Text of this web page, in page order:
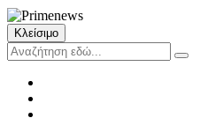
Κλείσιμο